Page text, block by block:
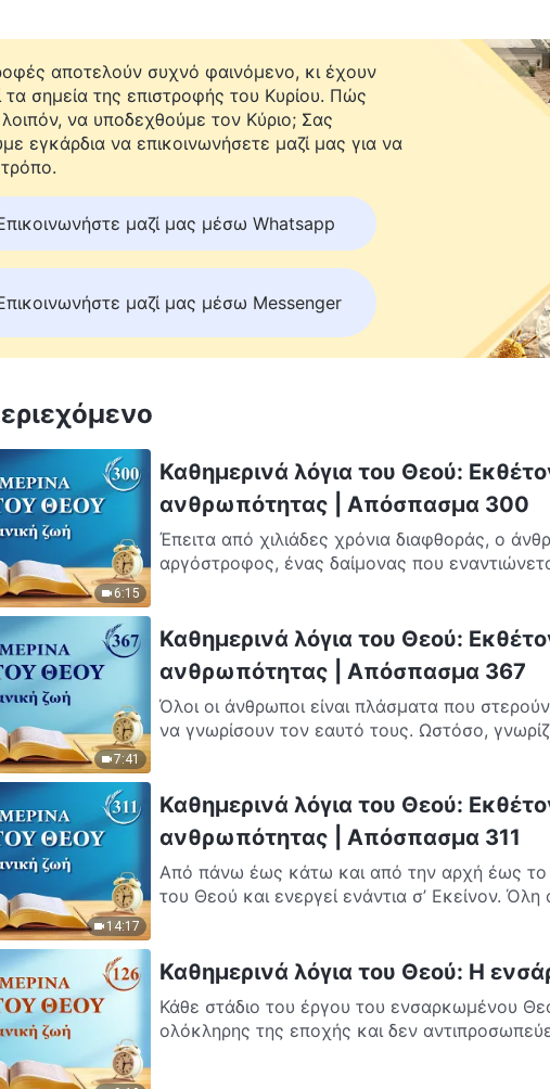
αποτελούν συχνό φαινόμενο, κι έχουν
τα σημεία της επιστροφής του Κυρίου. Πώς
να υποδεχθούμε τον Κύριο; Σας
εγκάρδια να επικοινωνήσετε μαζί μας για να
μαζί μας μέσω Whatsapp
μαζί μας μέσω Messenger
6:15
Καθημερινά λόγια του Θεού:
ανθρωπότητας | Απόσπασμα 300
Έπειτα από χιλιάδες χρόνια διαφθοράς, ο
αργόστροφος, ένας δαίμονας που
7:41
Καθημερινά λόγια του Θεού:
ανθρωπότητας | Απόσπασμα 367
Όλοι οι άνθρωποι είναι πλάσματα που
να γνωρίσουν τον εαυτό τους. Ωστόσο,
14:17
Καθημερινά λόγια του Θεού:
ανθρωπότητας | Απόσπασμα 311
Από πάνω έως κάτω και από την αρχή έως το
του Θεού και ενεργεί ενάντια σ’ Εκείνον.
Καθημερινά λόγια του Θεού: Η
Κάθε στάδιο του έργου του ενσαρκωμένου
ολόκληρης της εποχής και δεν